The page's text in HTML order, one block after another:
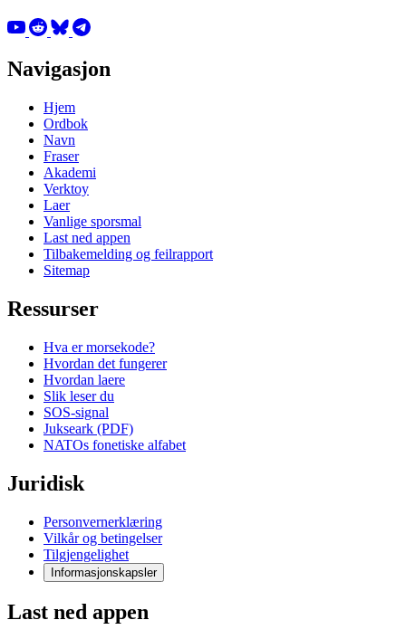
Navigasjon
Hjem
Ordbok
Navn
Fraser
Akademi
Verktoy
Laer
Vanlige sporsmal
Last ned appen
Tilbakemelding og feilrapport
Sitemap
Ressurser
Hva er morsekode?
Hvordan det fungerer
Hvordan laere
Slik leser du
SOS-signal
Jukseark (PDF)
NATOs fonetiske alfabet
Juridisk
Personvernerklæring
Vilkår og betingelser
Tilgjengelighet
Informasjonskapsler
Last ned appen